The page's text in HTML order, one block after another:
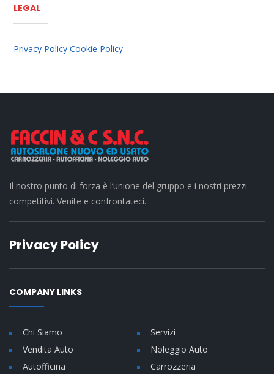
LEGAL
Privacy Policy Cookie Policy
Il nostro punto di forza è l’unione del gruppo e i nostri prezzi
competitivi. Venite e confrontateci.
Privacy Policy
COMPANY LINKS
Chi Siamo
Servizi
Vendita Auto
Noleggio Auto
Autofficina
Carrozzeria